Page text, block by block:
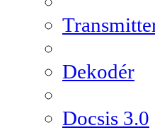
Dekodér
Docsis 3.0